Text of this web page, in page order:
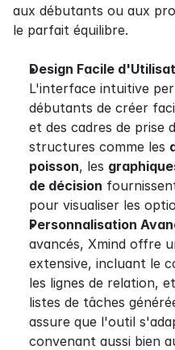
aux débutants ou aux
le parfait équilibre.
Design Facile
L'interface intuitive
débutants de créer
et des cadres de prise
structures comme les
poisson, les
de décision
pour visualiser les
Personnalisation
avancés, Xmind offre
extensive, incluant le
les lignes de relation,
listes de tâches
assure que l'outil
convenant aussi bien